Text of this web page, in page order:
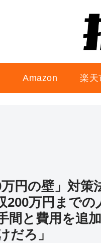
Amazon 楽天
円の壁」対
万円まで
間と費用を追
だろ」